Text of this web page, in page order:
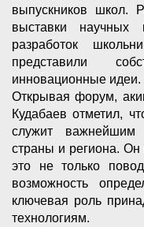
выпускников школ.
выставки научных
разработок
представили
инновационные идеи.
Открывая форум,
Кудабаев отметил,
служит важнейшим
страны и региона. Он
это не только
возможность
ключевая роль
технологиям.